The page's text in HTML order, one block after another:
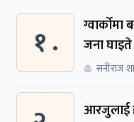
१ .
जना
सनीराज
आरजुलाई